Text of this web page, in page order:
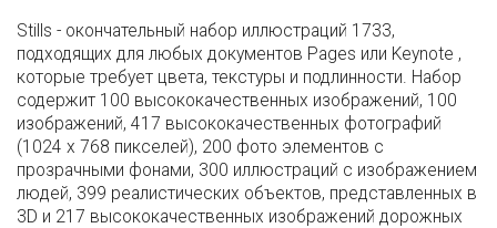
Stills - окончательный набор иллюстраций 1733,
подходящих для любых документов Pages или Keynote ,
которые требует цвета, текстуры и подлинности. Набор
содержит 100 высококачественных изображений, 100
изображений, 417 высококачественных фотографий
(1024 x 768 пикселей), 200 фото элементов с
прозрачными фонами, 300 иллюстраций с изображением
людей, 399 реалистических объектов, представленных в
3D и 217 высококачественных изображений дорожных